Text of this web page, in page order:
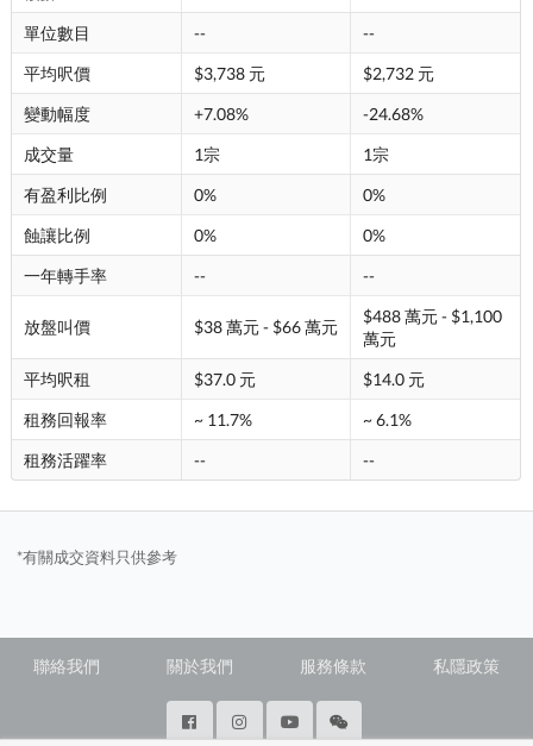
單位數目
--
--
平均呎價
$3,738 元
$2,732 元
變動幅度
+7.08%
-24.68%
成交量
1宗
1宗
有盈利比例
0%
0%
蝕讓比例
0%
0%
一年轉手率
-- --
放盤叫價 $38 萬元 - $66 萬元
$488 萬元 - $1,100
萬元
平均呎租
$37.0 元
$14.0 元
租務回報率
~ 11.7%
~ 6.1%
租務活躍率
-- --
*有關成交資料只供參考
聯絡我們 關於我們 服務條款 私隱政策